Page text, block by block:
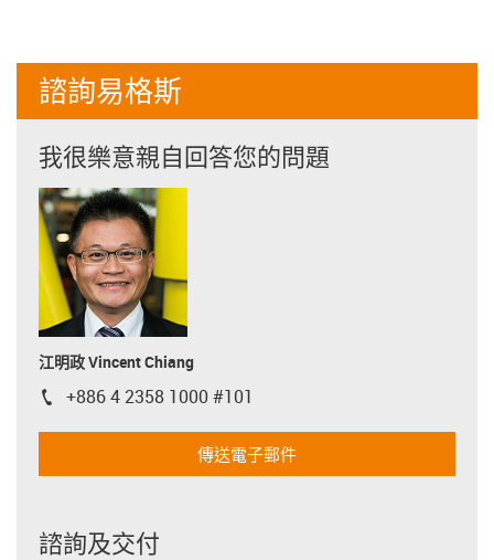
諮詢易格斯
我很樂意親自回答您的問題
江明政 Vincent Chiang
igus-icon-phone
+886 4 2358 1000 #101
傳送電子郵件
諮詢及交付